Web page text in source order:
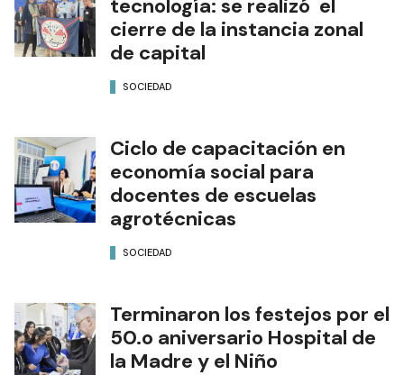
tecnología: se realizó el
cierre de la instancia zonal
de capital
SOCIEDAD
Ciclo de capacitación en
economía social para
docentes de escuelas
agrotécnicas
SOCIEDAD
Terminaron los festejos por el
50.o aniversario Hospital de
la Madre y el Niño